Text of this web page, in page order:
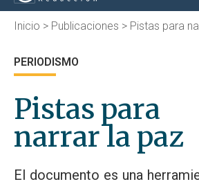
Inicio > Publicaciones > Pistas para
PERIODISMO
Pistas para
narrar la paz
El documento es una